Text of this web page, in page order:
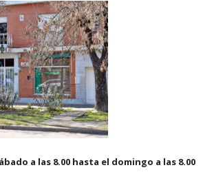
a las 8.00 hasta el domingo a las 8.00